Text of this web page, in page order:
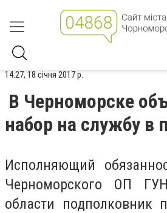
14:27, 18 січня 2017 р.
В Черноморске
набор на службу в
Исполняющий
Черноморского ОП
области подполковник